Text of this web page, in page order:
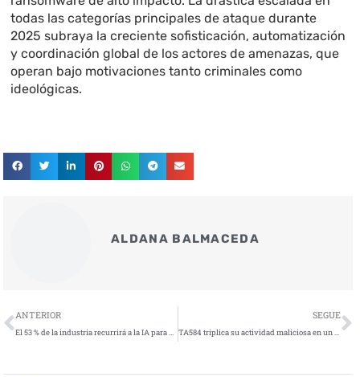
todas las categorías principales de ataque durante
2025 subraya la creciente sofisticación, automatización
y coordinación global de los actores de amenazas, que
operan bajo motivaciones tanto criminales como
ideológicas.
ALDANA BALMACEDA
Ant
ANTERIOR
El 53 % de la industria recurrirá a la IA para cerrar la brecha de talento en ciberseguridad
SEGUE
TA584 triplica su actividad maliciosa en un año innovando sus técnicas como intermediario de acceso inicial